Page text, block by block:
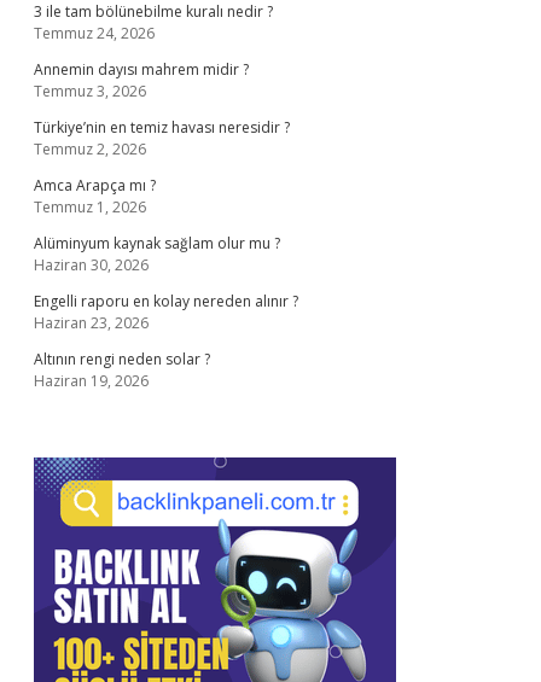
3 ile tam bölünebilme kuralı nedir ?
Temmuz 24, 2026
Annemin dayısı mahrem midir ?
Temmuz 3, 2026
Türkiye’nin en temiz havası neresidir ?
Temmuz 2, 2026
Amca Arapça mı ?
Temmuz 1, 2026
Alüminyum kaynak sağlam olur mu ?
Haziran 30, 2026
Engelli raporu en kolay nereden alınır ?
Haziran 23, 2026
Altının rengi neden solar ?
Haziran 19, 2026